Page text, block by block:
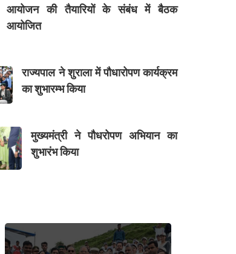
आयोजन की तैयारियों के संबंध में बैठक
आयोजित
राज्यपाल ने शुराला में पौधारोपण कार्यक्रम
का शुभारम्भ किया
मुख्यमंत्री ने पौधरोपण अभियान का
शुभारंभ किया